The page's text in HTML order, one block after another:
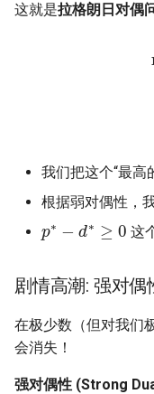
这就是拉格朗日对偶
我们把这个“最高
根据弱对偶性，
∗ d∗ ≥
这
剧情高潮: 强对偶
在极少数（但对我们
会消失！
强对偶性 (Strong